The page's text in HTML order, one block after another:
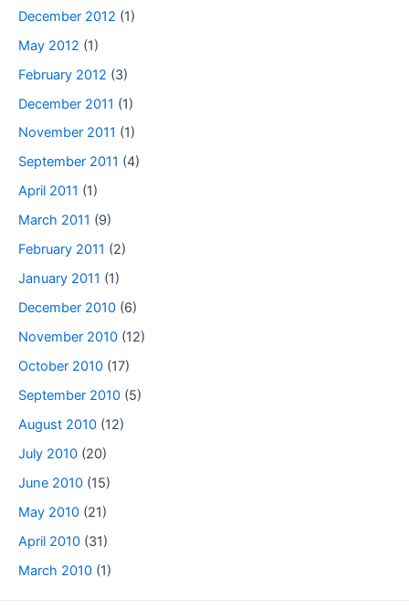
December 2012 (1)
May 2012 (1)
February 2012 (3)
December 2011 (1)
November 2011 (1)
September 2011 (4)
April 2011 (1)
March 2011 (9)
February 2011 (2)
January 2011 (1)
December 2010 (6)
November 2010 (12)
October 2010 (17)
September 2010 (5)
August 2010 (12)
July 2010 (20)
June 2010 (15)
May 2010 (21)
April 2010 (31)
March 2010 (1)